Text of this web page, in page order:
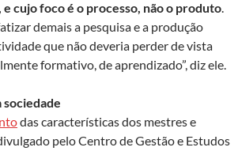
cujo foco é o processo, não o produto.
demais a pesquisa e a produção
que não deveria perder de vista
formativo, de aprendizado”, diz ele.
sociedade
das características dos mestres e
pelo Centro de Gestão e Estudos